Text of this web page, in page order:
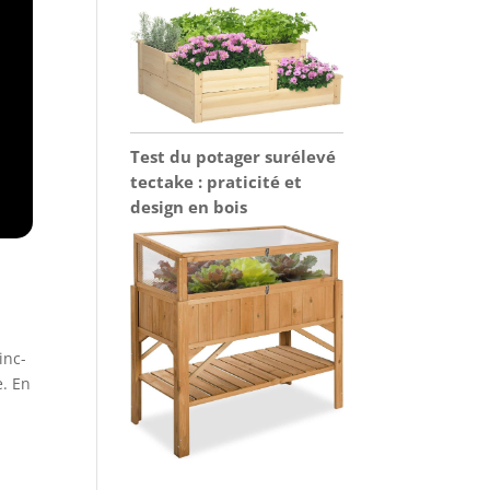
En
Test du potager surélevé
tectake : praticité et
design en bois